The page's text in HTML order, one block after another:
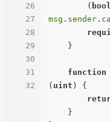
26
27
28
29
30
31
32
        (
bool
msg . sender .
function
( uint ) {